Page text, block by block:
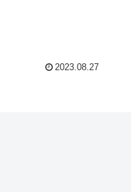
2023.08.27